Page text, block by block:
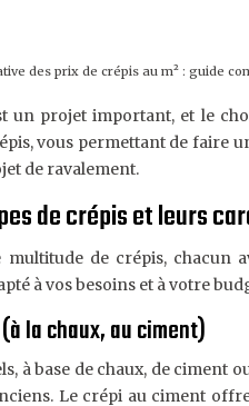
des prix de crépis au m² : guide
un projet important, et le
vous permettant de faire
de ravalement.
de crépis et leurs
de crépis, chacun
à vos besoins et à votre
la chaux, au ciment)
à base de chaux, de ciment
Le crépi au ciment